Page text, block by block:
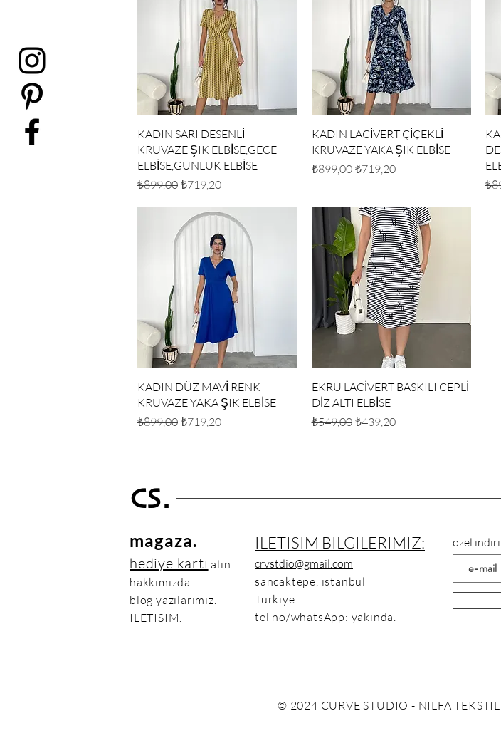
Hızlı Bakış
KADIN SARI DESENLİ
KRUVAZE ŞIK ELBİSE,GECE
ELBİSE,GÜNLÜK ELBİSE
Normal Fiyat
₺899,00 İndirimli Fiyat
₺719,20
Hızlı Bakış
KADIN LACİVERT ÇİÇEKLİ
KRUVAZE YAKA ŞIK ELBİSE
Normal Fiyat
₺899,00 İndirimli Fiyat
₺719,20
Hızlı Bakış
KADIN DÜZ MAVİ RENK
KRUVAZE YAKA ŞIK ELBİSE
Normal Fiyat
₺899,00 İndirimli Fiyat
₺719,20
Hızlı Bakış
EKRU LACİVERT BASKILI CEPLİ
DİZ ALTI ELBİSE
Normal Fiyat
₺549,00 İndirimli Fiyat
₺439,20
CS.
magaza.
hediye kartı alın.
hakkımızda.
blog yazılarımız.
ILETISIM.
ILETISIM BILGILERIMIZ:
crvstdio@gmail.com
sancaktepe, istanbul
Turkiye
tel no/whatsApp: yakında.
özel
© 2024 CURVE STUDIO - NILFA